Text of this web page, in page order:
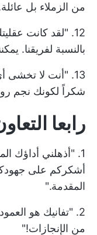
من الزملاء بل
12. "لقد كانت
بالنسبة لفريقنا.
13. "أنت لا
شكراً لكونك نجم
رابعا
1. "أذهلني أداؤك
أشكركم على
المقدمة."
2. "تفانيك هو
من الإنجازات!"